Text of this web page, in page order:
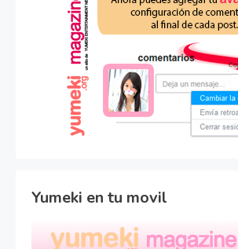
Yumeki en tu movil